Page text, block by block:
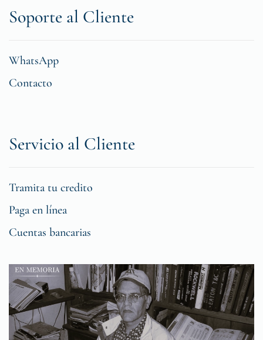
Soporte al Cliente
WhatsApp
Contacto
Servicio al Cliente
Tramita tu credito
Paga en línea
Cuentas bancarias